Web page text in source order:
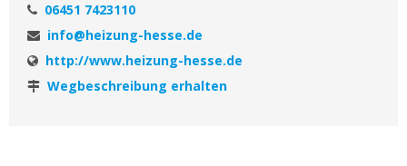
06451 7423110
info@heizung-hesse.de
http://www.heizung-hesse.de
Wegbeschreibung erhalten